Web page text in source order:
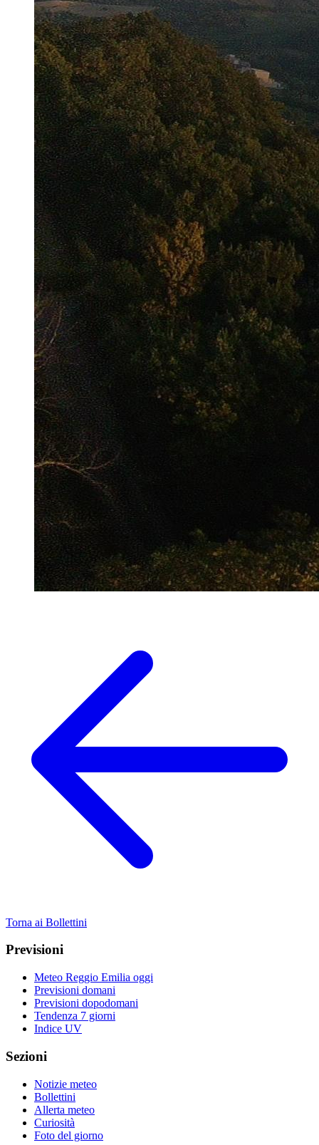
Torna ai Bollettini
Previsioni
Meteo Reggio Emilia oggi
Previsioni domani
Previsioni dopodomani
Tendenza 7 giorni
Indice UV
Sezioni
Notizie meteo
Bollettini
Allerta meteo
Curiosità
Foto del giorno